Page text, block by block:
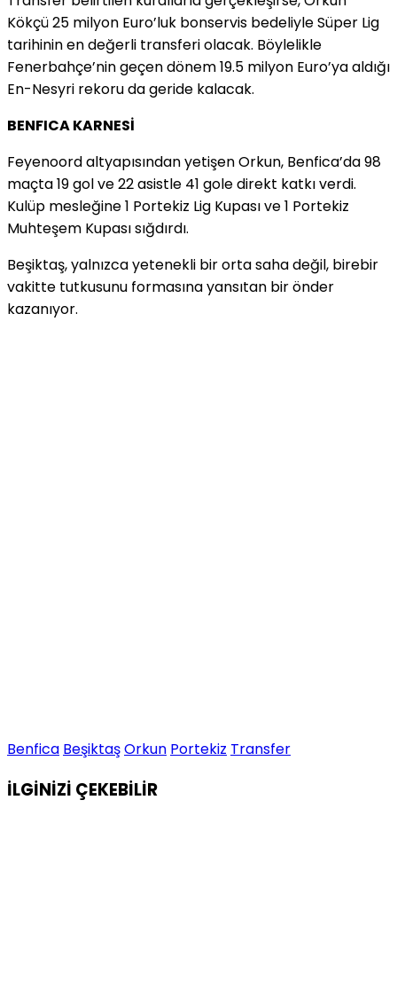
Kökçü 25 milyon Euro’luk bonservis bedeliyle Süper Lig
tarihinin en değerli transferi olacak. Böylelikle
Fenerbahçe’nin geçen dönem 19.5 milyon Euro’ya aldığı
En-Nesyri rekoru da geride kalacak.
BENFICA KARNESİ
Feyenoord altyapısından yetişen Orkun, Benfica’da 98
maçta 19 gol ve 22 asistle 41 gole direkt katkı verdi.
Kulüp mesleğine 1 Portekiz Lig Kupası ve 1 Portekiz
Muhteşem Kupası sığdırdı.
Beşiktaş, yalnızca yetenekli bir orta saha değil, birebir
vakitte tutkusunu formasına yansıtan bir önder
kazanıyor.
Benfica BeşiktaşOrkun Portekiz Transfer
İLGİNİZİ ÇEKEBİLİR